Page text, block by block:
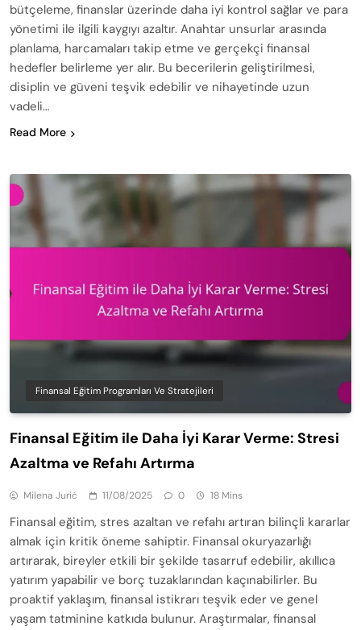
bütçeleme, finanslar üzerinde daha iyi kontrol sağlar ve para
yönetimi ile ilgili kaygıyı azaltır. Anahtar unsurlar arasında
planlama, harcamaları takip etme ve gerçekçi finansal
hedefler belirleme yer alır. Bu becerilerin geliştirilmesi,
disiplin ve güveni teşvik edebilir ve nihayetinde uzun
vadeli…
Read More
Finansal Eğitim Programları Ve Stratejileri
Finansal Eğitim ile Daha İyi Karar Verme: Stresi
Azaltma ve Refahı Artırma
Milena Jurić 11/08/2025 0 18 Mins
Finansal eğitim, stres azaltan ve refahı artıran bilinçli kararlar
almak için kritik öneme sahiptir. Finansal okuryazarlığı
artırarak, bireyler etkili bir şekilde tasarruf edebilir, akıllıca
yatırım yapabilir ve borç tuzaklarından kaçınabilirler. Bu
proaktif yaklaşım, finansal istikrarı teşvik eder ve genel
yaşam tatminine katkıda bulunur. Araştırmalar, finansal